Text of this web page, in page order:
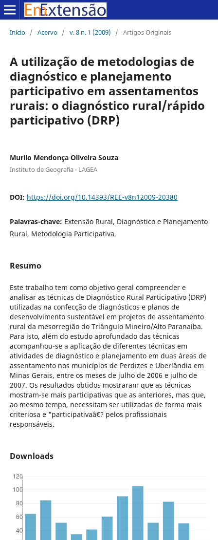
Início / Acervo / v. 8 n. 1 (2009) / Artigos Originais
A utilização de metodologias de
diagnóstico e planejamento
participativo em assentamentos
rurais: o diagnóstico rural/rápido
participativo (DRP)
Murilo Mendonça Oliveira Souza
Instituto de Geografia - LAGEA
DOI: https://doi.org/10.14393/REE-v8n12009-20380
Palavras-chave: Extensão Rural, Diagnóstico e Planejamento
Rural, Metodologia Participativa,
Resumo
Este trabalho tem como objetivo geral compreender e
analisar as técnicas de Diagnóstico Rural Participativo (DRP)
utilizadas na confecção de diagnósticos e planos de
desenvolvimento sustentável em projetos de assentamento
rural da mesorregião do Triângulo Mineiro/Alto Paranaíba.
Para isto, além do estudo aprofundado das técnicas
acompanhou-se a aplicação de diferentes técnicas em
atividades de diagnóstico e planejamento em duas áreas de
assentamento nos municípios de Perdizes e Uberlândia em
Minas Gerais, entre os meses de julho de 2006 e julho de
2007. Os resultados obtidos mostraram que as técnicas
mostram-se mais participativas que as anteriores, mas que,
ao mesmo tempo, necessitam ser utilizadas de forma mais
criteriosa e "participativaâ€? pelos profissionais
responsáveis.
Downloads